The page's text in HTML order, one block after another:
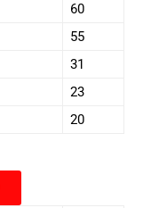
60
55
31
23
20